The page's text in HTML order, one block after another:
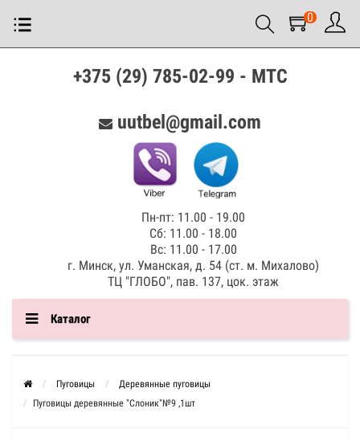
0
+375 (29) 785-02-99 - МТС
uutbel@gmail.com
Пн-пт: 11.00 - 19.00
Сб: 11.00 - 18.00
Вс: 11.00 - 17.00
г. Минск, ул. Уманская, д. 54 (ст. м. Михалово)
ТЦ "ГЛОБО", пав. 137, цок. этаж
Каталог
Пуговицы
Деревянные пуговицы
Пуговицы деревянные "Слоник"№9 ,1шт